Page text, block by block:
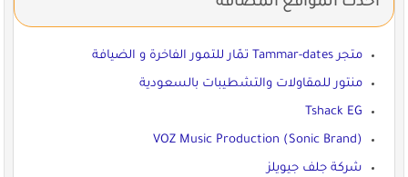
متجر Tammar-dates تمّار للتمور الفاخرة و الضيافة
منتور للمقاولات والتشطيبات بالسعودية
Tshack EG
VOZ Music Production (Sonic Brand)
شركة جلف جيويلز